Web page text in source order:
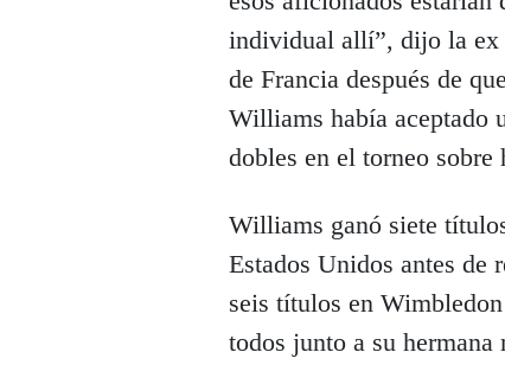
individual allí”, dijo la ex
de Francia después de
Williams había aceptado
dobles en el torneo sobre
Williams ganó siete
Estados Unidos antes de
seis títulos en
todos junto a su